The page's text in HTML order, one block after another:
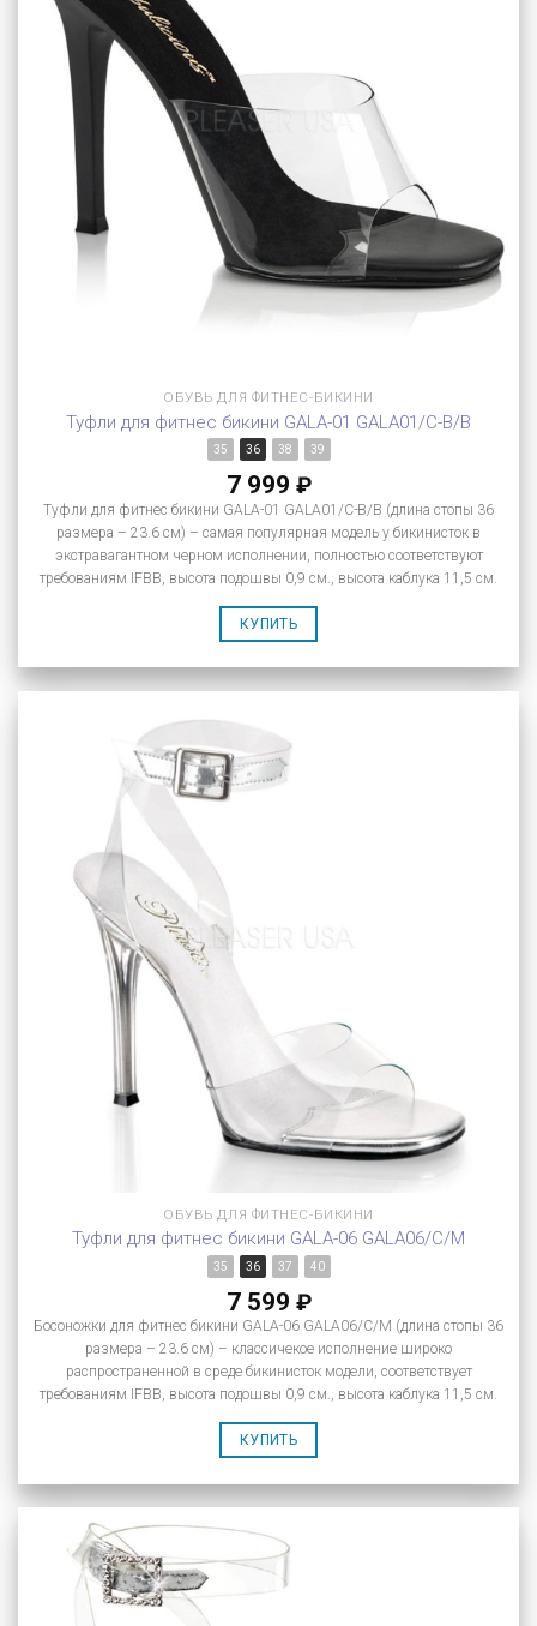
ОБУВЬ ДЛЯ ФИТНЕС-БИКИНИ
Туфли для фитнес бикини GALA-01 GALA01/C-B/B
35 36 38 39
7 999 ₽
Туфли для фитнес бикини GALA-01 GALA01/C-B/B (длина стопы 36
размера – 23.6 см) – самая популярная модель у бикинисток в
экстравагантном черном исполнении, полностью соответствуют
требованиям IFBB, высота подошвы 0,9 см., высота каблука 11,5 см.
КУПИТЬ
ОБУВЬ ДЛЯ ФИТНЕС-БИКИНИ
Туфли для фитнес бикини GALA-06 GALA06/C/M
35 36 37 40
7 599 ₽
Босоножки для фитнес бикини GALA-06 GALA06/C/M (длина стопы 36
размера – 23.6 см) – классичекое исполнение широко
распространенной в среде бикинисток модели, соответствует
требованиям IFBB, высота подошвы 0,9 см., высота каблука 11,5 см.
КУПИТЬ